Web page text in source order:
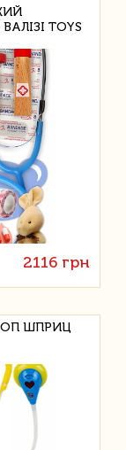
TOYS
2116 грн
ШПРИЦ